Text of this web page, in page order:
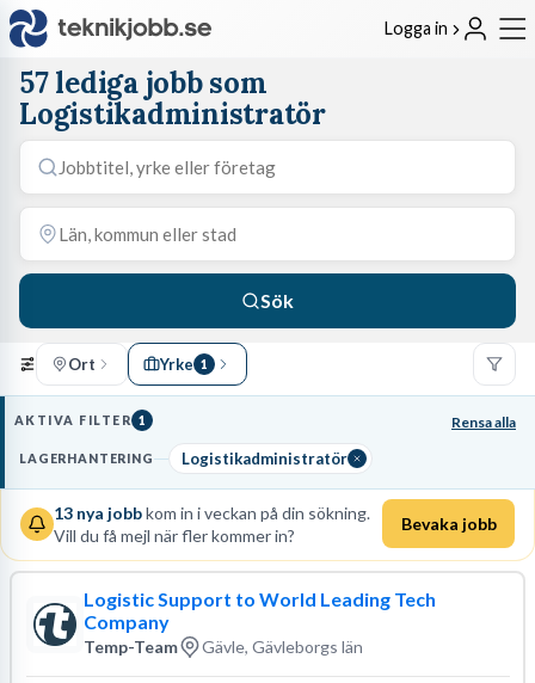
Logga in
57 lediga jobb som
Logistikadministratör
Sök
Ort Yrke 1
AKTIVA FILTER 1 Rensa alla
LAGERHANTERING Logistikadministratör
13 nya jobbkom in i veckan på din sökning.
Vill du få mejl när fler kommer in?
Bevaka jobb
Logistic Support to World Leading Tech
Company
Temp-Team Gävle, Gävleborgs län